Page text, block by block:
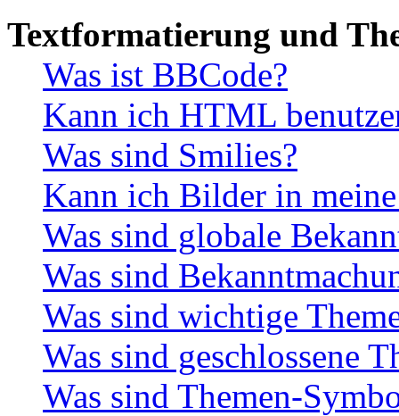
Textformatierung und
Was ist BBCode?
Kann ich HTML
Was sind Smilies?
Kann ich Bilder in
Was sind globale
Was sind
Was sind wichtige
Was sind geschlossene
Was sind Themen-